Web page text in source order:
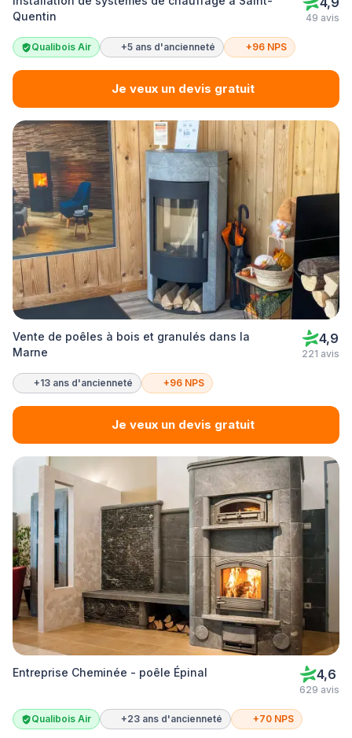
Quentin
49 avis
Qualibois Air +5 ans d'ancienneté +96 NPS
Je veux un devis gratuit
Vente de poêles à bois et granulés dans la
Marne
4,9
221 avis
+13 ans d'ancienneté +96 NPS
Je veux un devis gratuit
Entreprise Cheminée - poêle Épinal 4,6
629 avis
Qualibois Air +23 ans d'ancienneté +70 NPS